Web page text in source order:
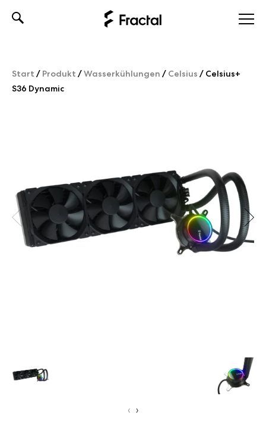
Start / Produkt /Wasserkühlungen / Celsius / Celsius+
S36 Dynamic
‹ ›